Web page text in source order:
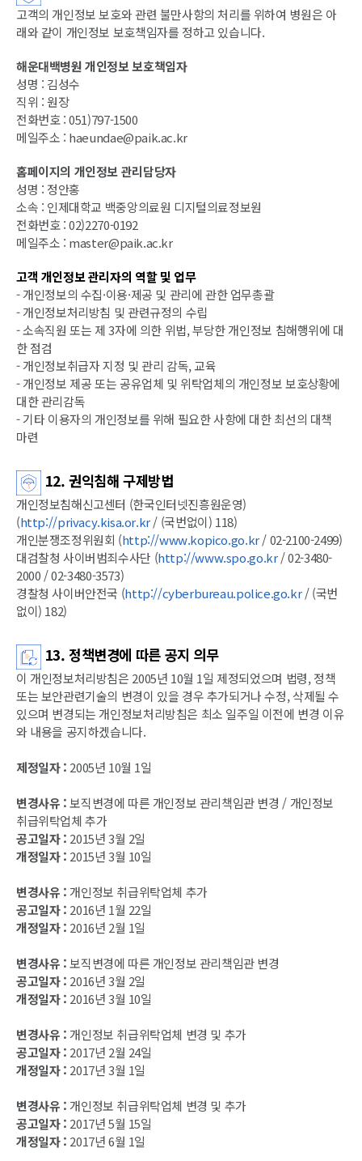
고객의 개인정보 보호와 관련 불만사항의 처리를 위하여 병원은 아
래와 같이 개인정보 보호책임자를 정하고 있습니다.
해운대백병원 개인정보 보호책임자
성명 : 김성수
직위 : 원장
전화번호 : 051)797-1500
메일주소 : haeundae@paik.ac.kr
홈페이지의 개인정보 관리담당자
성명 : 정안홍
소속 : 인제대학교 백중앙의료원 디지털의료정보원
전화번호 : 02)2270-0192
메일주소 : master@paik.ac.kr
고객 개인정보 관리자의 역할 및 업무
- 개인정보의 수집·이용·제공 및 관리에 관한 업무총괄
- 개인정보처리방침 및 관련규정의 수립
- 소속직원 또는 제 3자에 의한 위법, 부당한 개인정보 침해행위에 대
한 점검
- 개인정보취급자 지정 및 관리 감독, 교육
- 개인정보 제공 또는 공유업체 및 위탁업체의 개인정보 보호상황에
대한 관리감독
- 기타 이용자의 개인정보를 위해 필요한 사항에 대한 최선의 대책
마련
12. 권익침해 구제방법
개인정보침해신고센터 (한국인터넷진흥원운영)
(http://privacy.kisa.or.kr/ (국번없이) 118)
개인분쟁조정위원회 (http://www.kopico.go.kr/ 02-2100-2499)
대검찰청 사이버범죄수사단 (http://www.spo.go.kr/ 02-3480-
2000 / 02-3480-3573)
경찰청 사이버안전국 (http://cyberbureau.police.go.kr/ (국번
없이) 182)
13. 정책변경에 따른 공지 의무
이 개인정보처리방침은 2005년 10월 1일 제정되었으며 법령, 정책
또는 보안관련기술의 변경이 있을 경우 추가되거나 수정, 삭제될 수
있으며 변경되는 개인정보처리방침은 최소 일주일 이전에 변경 이유
와 내용을 공지하겠습니다.
제정일자 : 2005년 10월 1일
변경사유 :보직변경에 따른 개인정보 관리책임관 변경 / 개인정보
취급위탁업체 추가
공고일자 : 2015년 3월 2일
개정일자 : 2015년 3월 10일
변경사유 : 개인정보 취급위탁업체 추가
공고일자 : 2016년 1월 22일
개정일자 : 2016년 2월 1일
변경사유 :보직변경에 따른 개인정보 관리책임관 변경
공고일자 : 2016년 3월 2일
개정일자 : 2016년 3월 10일
변경사유 : 개인정보 취급위탁업체 변경 및 추가
공고일자 : 2017년 2월 24일
개정일자 : 2017년 3월 1일
변경사유 : 개인정보 취급위탁업체 변경 및 추가
공고일자 : 2017년 5월 15일
개정일자 : 2017년 6월 1일